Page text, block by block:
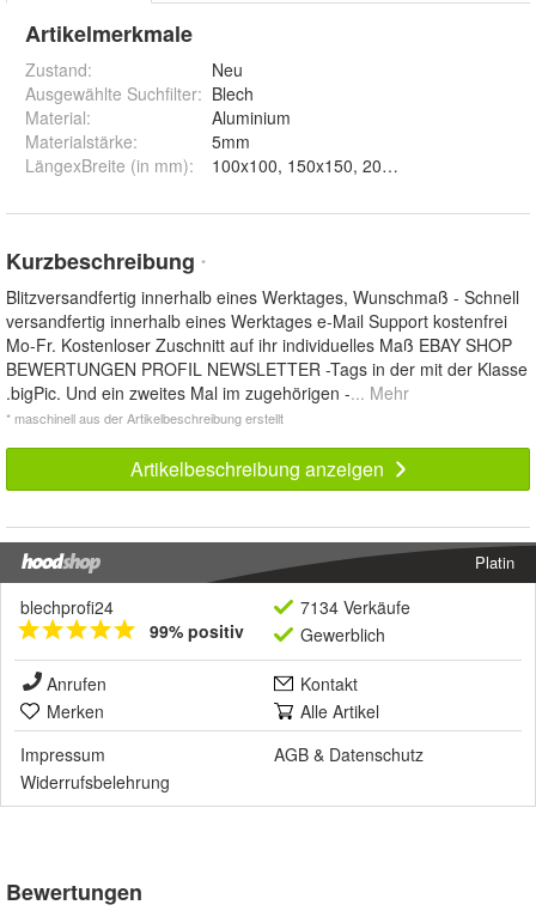
Artikelmerkmale
Zustand:
Neu
Ausgewählte Suchfilter: Blech
Material:
Aluminium
Materialstärke:
5mm
LängexBreite (in mm): 100x100, 150x150, 200*200, 250x250,
Kurzbeschreibung *
Blitzversandfertig innerhalb eines Werktages, Wunschmaß - Schnell
versandfertig innerhalb eines Werktages e-Mail Support kostenfrei
Mo-Fr. Kostenloser Zuschnitt auf ihr individuelles Maß EBAY SHOP
BEWERTUNGEN PROFIL NEWSLETTER -Tags in der mit der Klasse
.bigPic. Und ein zweites Mal im zugehörigen -... Mehr
* maschinell aus der Artikelbeschreibung erstellt
Artikelbeschreibung anzeigen
Platin
blechprofi24
99% positiv
7134 Verkäufe
Gewerblich
Anrufen
Kontakt
Merken
Alle Artikel
Impressum
AGB & Datenschutz
Widerrufsbelehrung
Bewertungen